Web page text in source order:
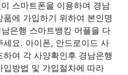
스마트폰을 이용하여 경남
에 가입하기 위하여 본인명
은행 스마트뱅킹 어플을 다
세요. 아이폰, 안드로이드 사
여 각 사양확인후 경남은행
입방법 및 가입절차에 따라